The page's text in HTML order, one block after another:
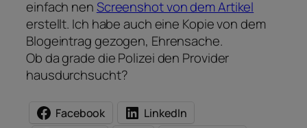
einfach nen Screenshot von dem Artikel
erstellt. Ich habe auch eine Kopie von dem
Blogeintrag gezogen, Ehrensache.
Ob da grade die Polizei den Provider
hausdurchsucht?
Facebook
LinkedIn